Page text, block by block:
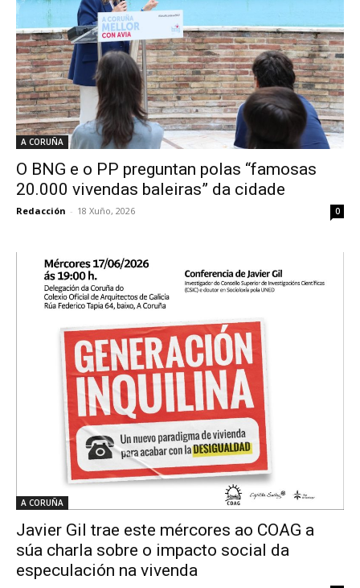
A CORUÑA
O BNG e o PP preguntan polas “famosas
20.000 vivendas baleiras” da cidade
Redacción - 18 Xuño, 2026 0
A CORUÑA
Javier Gil trae este mércores ao COAG a
súa charla sobre o impacto social da
especulación na vivenda